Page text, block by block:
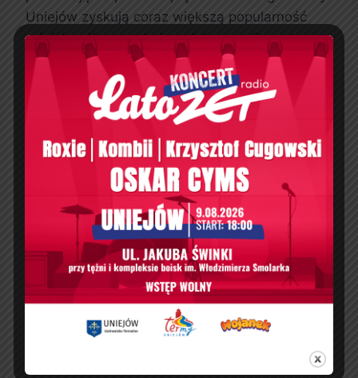
Uniejów zyskują coraz większą popularność
wśród osób poszukujących harmonii z naturą.
Oferta Term Uniejów dla
rodzin i par
Termy Uniejów to idealne miejsce na rodzinny
wypoczynek. Dla dzieci przygotowano
specjalne strefy zabaw, które pozwalają na
aktywną zabawę w wodzie. Dorośli mogą z
kolei skorzystać z relaksacyjnych zabiegów
oraz strefy wellness. Warto zaznaczyć, że
Termy Uniejów to miejsce, które sprzyja
budowaniu więzi rodzinnych. Dzięki wspólnym